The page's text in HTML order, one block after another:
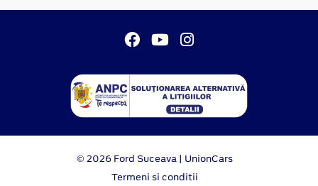
© 2026 Ford Suceava | UnionCars
Termeni si conditii